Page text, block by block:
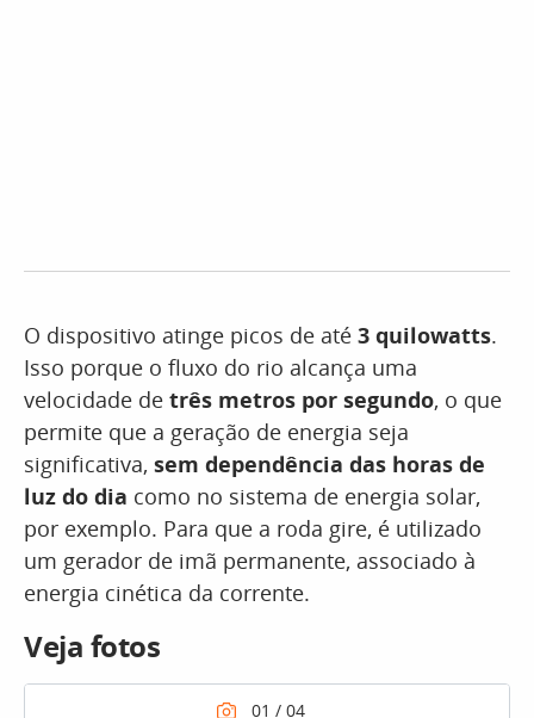
O dispositivo atinge picos de até 3 quilowatts.
Isso porque o fluxo do rio alcança uma
velocidade de três metros por segundo, o que
permite que a geração de energia seja
significativa, sem dependência das horas de
luz do dia como no sistema de energia solar,
por exemplo. Para que a roda gire, é utilizado
um gerador de imã permanente, associado à
energia cinética da corrente.
Veja fotos